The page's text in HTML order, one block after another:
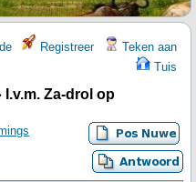
Registreer
Teken aan
Tuis
I.v.m. Za-drol op